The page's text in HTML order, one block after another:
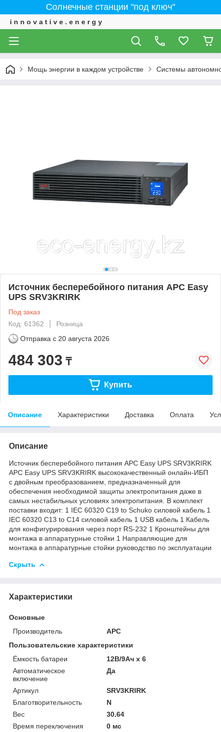
Солнечные станции "под ключ"
i n n o v a t i v e . e n e r g y
Мощь энергии в каждом устройстве Системы
Источник бесперебойного питания APC Easy
UPS SRV3KRIRK
Под заказ
Код: 61362
Розница
Отправка с 20 августа 2026
484 303 ₸
Купить
Описание Характеристики Доставка Оплата
Описание
Источник бесперебойного питания APC Easy UPS SRV3KRIRK
APC Easy UPS SRV3KRIRK высококачественный онлайн-ИБП
с двойным преобразованием, предназначенный для
обеспечения необходимой защиты электропитания даже в
самых нестабильных условиях электропитания. В комплект
поставки входит: 1 IEC 60320 C19 to Schuko силовой кабель 1
IEC 60320 C13 to C14 силовой кабель 1 USB кабель 1 Кабель
для конфигурирования через порт RS-232 1 Кронштейны для
монтажа в аппаратурные стойки 1 Направляющие для
монтажа в аппаратурные стойки руководство по эксплуатации
Скрыть
Характеристики
Основные
Производитель
APC
Пользовательские характеристики
Ёмкость батареи
12В/9Ач х 6
Автоматическое
включение
Да
Артикул
SRV3KRIRK
Благотворительность
N
Вес
30.64
Время переключения
0 мс